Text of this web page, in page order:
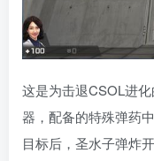
这是为击退CSOL进
器，配备的特殊弹药
目标后，圣水子弹炸